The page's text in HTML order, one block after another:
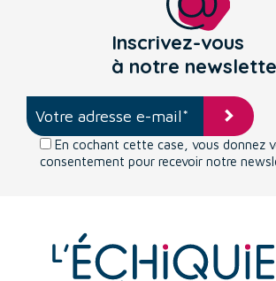
Inscrivez-vous
à notre
En cochant cette case, vous donnez
consentement pour recevoir notre